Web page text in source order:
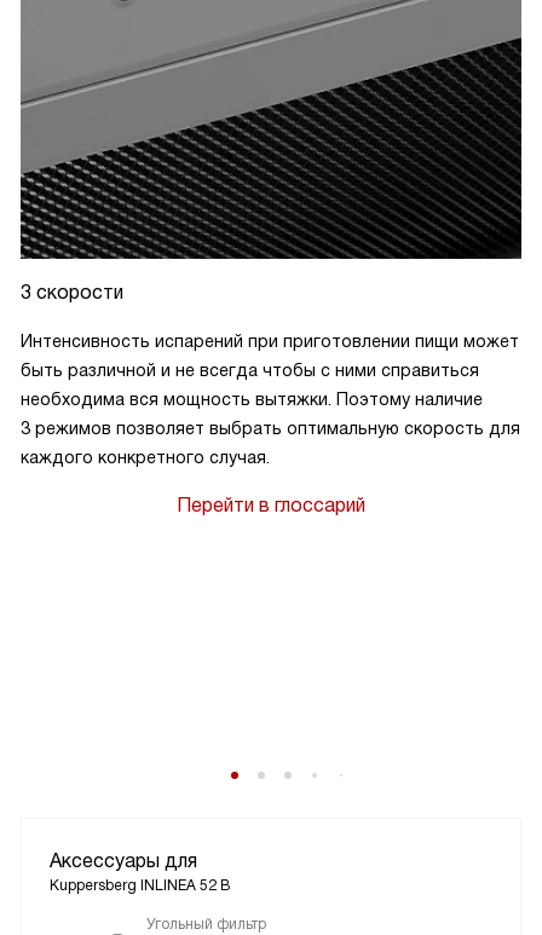
3 скорости
Интенсивность испарений при приготовлении пищи может
быть различной и не всегда чтобы с ними справиться
необходима вся мощность вытяжки. Поэтому наличие
3 режимов позволяет выбрать оптимальную скорость для
каждого конкретного случая.
Перейти в глоссарий
Аксессуары для
Kuppersberg INLINEA 52 B
Угольный фильтр